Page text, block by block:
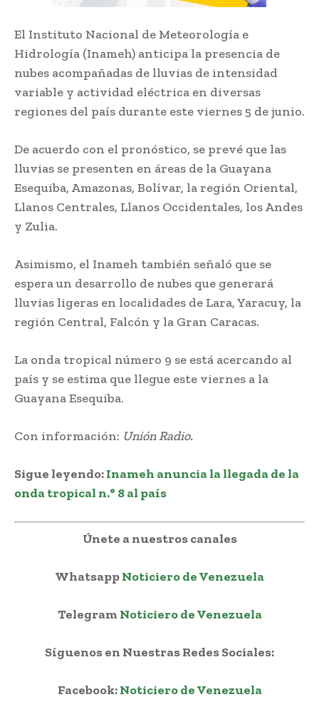
El Instituto Nacional de Meteorología e
Hidrología (Inameh) anticipa la presencia de
nubes acompañadas de lluvias de intensidad
variable y actividad eléctrica en diversas
regiones del país durante este viernes 5 de junio.
De acuerdo con el pronóstico, se prevé que las
lluvias se presenten en áreas de la Guayana
Esequiba, Amazonas, Bolívar, la región Oriental,
Llanos Centrales, Llanos Occidentales, los Andes
y Zulia.
Asimismo, el Inameh también señaló que se
espera un desarrollo de nubes que generará
lluvias ligeras en localidades de Lara, Yaracuy, la
región Central, Falcón y la Gran Caracas.
La onda tropical número 9 se está acercando al
país y se estima que llegue este viernes a la
Guayana Esequiba.
Con información: Unión Radio.
Sigue leyendo:Inameh anuncia la llegada de la
onda tropical n.° 8 al país
Únete a nuestros canales
WhatsappNoticiero de Venezuela
Telegram Noticiero de Venezuela
Síguenos en Nuestras Redes Sociales:
Facebook:Noticiero de Venezuela